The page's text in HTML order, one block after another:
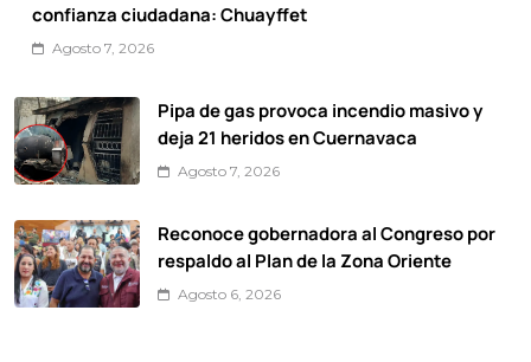
confianza ciudadana: Chuayffet
Agosto 7, 2026
Pipa de gas provoca incendio masivo y
deja 21 heridos en Cuernavaca
Agosto 7, 2026
Reconoce gobernadora al Congreso por
respaldo al Plan de la Zona Oriente
Agosto 6, 2026